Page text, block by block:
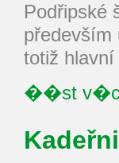
Podřipské
především
totiž
��st